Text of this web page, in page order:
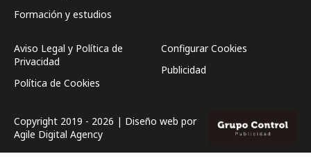
Formación y estudios
Aviso Legal y Política de
Privacidad
Política de Cookies
Configurar Cookies
Publicidad
Copyright 2019 - 2026 | Diseño web por
Agile Digital Agency